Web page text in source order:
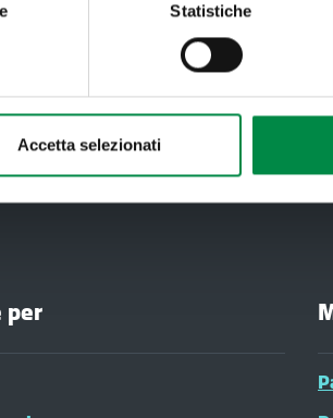
Statistiche
Accetta selezionati
Recapiti e contatti
Azienda USL di
Imola
T. +39 0542 604111 -
Partita IVA 00705271203